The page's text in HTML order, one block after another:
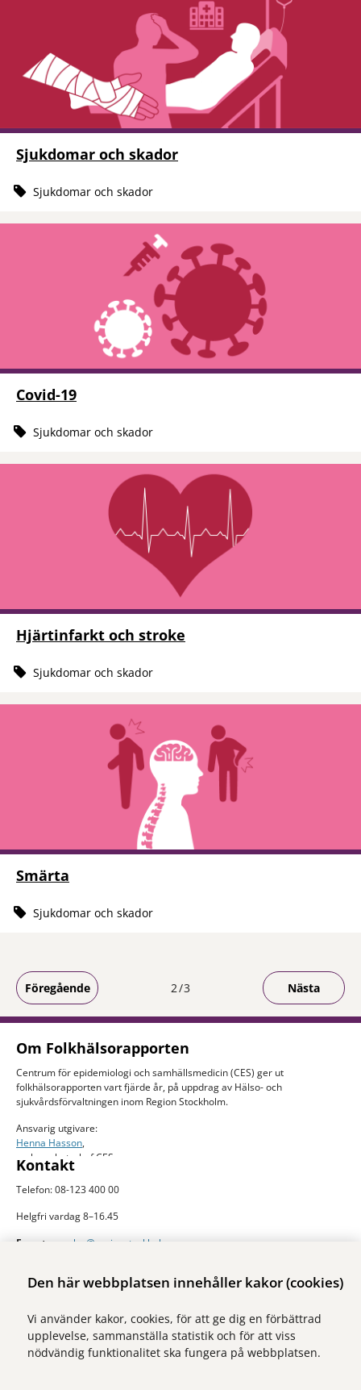
Den här webbplatsen innehåller kakor (cookies)
Vi använder kakor, cookies, för att ge dig en förbättrad
upplevelse, sammanställa statistik och för att viss
nödvändig funktionalitet ska fungera på webbplatsen.
Sjukdomar och skador
Sjukdomar och skador
Covid-19
Sjukdomar och skador
Hjärtinfarkt och stroke
Sjukdomar och skador
Smärta
Sjukdomar och skador
Föregående Du är på sida
2 3 Nästa
Om Folkhälsorapporten
Centrum för epidemiologi och samhällsmedicin (CES) ger ut
folkhälsorapporten vart fjärde år, på uppdrag av Hälso- och
sjukvårdsförvaltningen inom Region Stockholm.
Ansvarig utgivare:
Henna Hasson,
verksamhetschef CES
Kontakt
Telefon: 08-123 400 00
Helgfri vardag 8–16.45
E-post:
ces.slso@regionstockholm.se
Mer folkhälsodata
Stockholms län. Sidan drivs av Centrum för epidemiologi och
samhällsmedicin inom Region Stockholm.
Besök webbplatsen